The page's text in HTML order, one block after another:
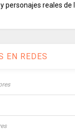
personajes reales de
EN REDES